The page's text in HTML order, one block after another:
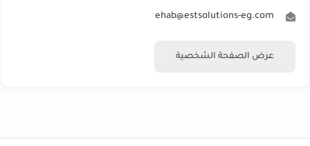
ehab@estsolutions-eg.com
عرض الصفحة الشخصية